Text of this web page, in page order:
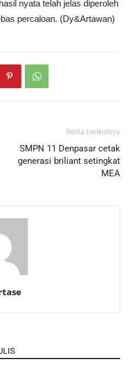
nyata telah jelas diperoleh
percaloan. (Dy&Artawan)
Berita berikutnya
SMPN 11 Denpasar cetak
generasi briliant setingkat
MEA